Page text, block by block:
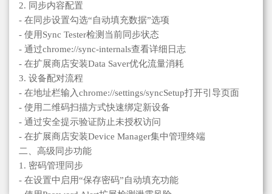
2. 同步内容配置
- 在同步设置勾选“自动填充数据”选项
- 使用Sync Tester检测当前同步状态
- 通过chrome://sync-internals查看详细日志
- 在扩展商店安装Data Saver优化流量消耗
3. 设备配对流程
- 在地址栏输入chrome://settings/syncSetup打开引导页面
- 使用二维码扫描方式快速绑定新设备
- 通过安全提示验证防止未授权访问
- 在扩展商店安装Device Manager集中管理终端
二、高级同步功能
1. 密码管理同步
- 在设置中启用“保存密码”自动填充功能